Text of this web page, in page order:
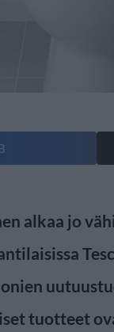
alkaa jo
tuotteet